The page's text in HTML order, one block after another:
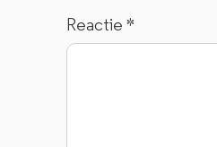
Reactie*